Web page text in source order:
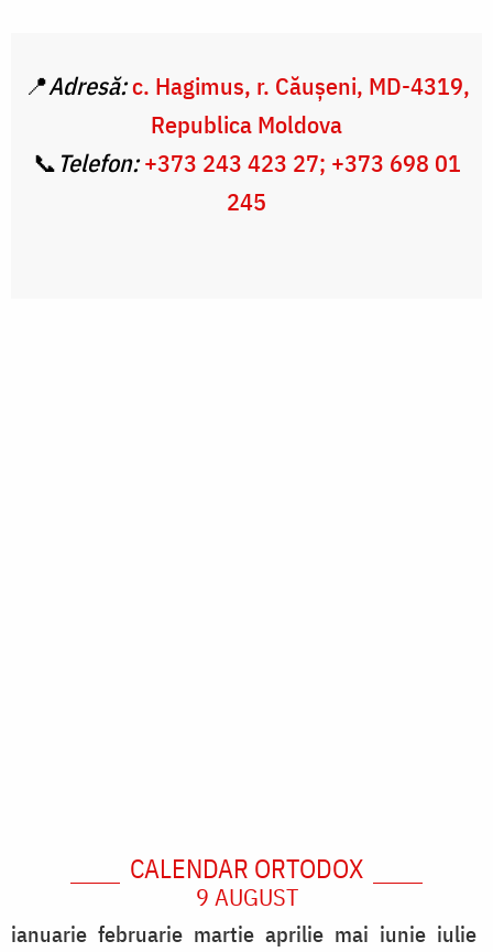
📍Adresă:c. Hagimus, r. Căuşeni, MD-4319,
Republica Moldova
📞 Telefon:+373 243 423 27; +373 698 01
245
CALENDAR ORTODOX
9 AUGUST
ianuarie februarie martie aprilie mai iunie iulie